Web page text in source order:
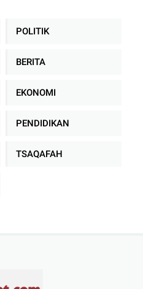
POLITIK
BERITA
EKONOMI
PENDIDIKAN
TSAQAFAH